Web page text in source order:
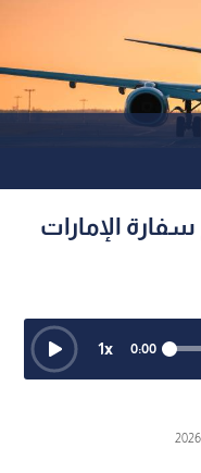
الإمارات
0:00
1x